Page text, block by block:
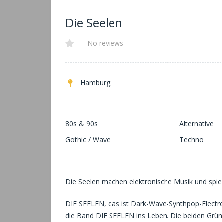
Die Seelen
No reviews
Hamburg,
80s & 90s
Alternative
Gothic / Wave
Techno
Die Seelen machen elektronische Musik und
DIE SEELEN, das ist Dark-Wave-Synthpop-
die Band DIE SEELEN ins Leben. Die beiden